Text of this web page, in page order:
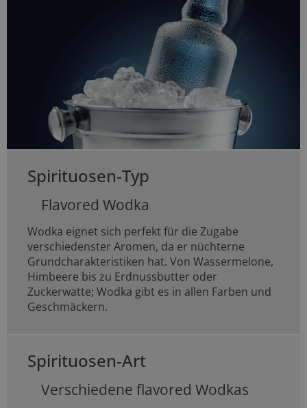
Spirituosen-Typ
Flavored Wodka
Wodka eignet sich perfekt für die Zugabe
verschiedenster Aromen, da er nüchterne
Grundcharakteristiken hat. Von Wassermelone,
Himbeere bis zu Erdnussbutter oder
Zuckerwatte; Wodka gibt es in allen Farben und
Geschmäckern.
Spirituosen-Art
Verschiedene flavored Wodkas